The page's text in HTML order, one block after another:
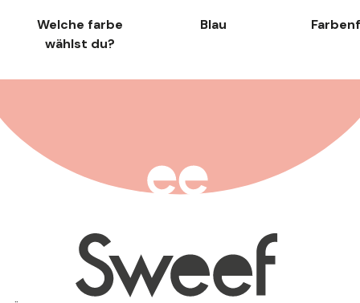
Welche farbe
wählst du?
Blau